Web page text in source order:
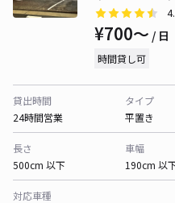
¥700〜 / 日
時間貸し可
貸出時間
24時間営業
タイプ
平置き
長さ
500cm 以下
車幅
190cm 以
対応車種